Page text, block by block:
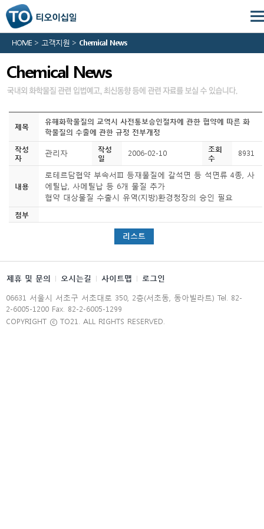
HOME > 고객지원 > Chemical News
Chemical News
제목
유해화학물질의 교역시 사전통보승인절차에 관한 협약에 따른 화
학물질의 수출에 관한 규정 전부개정
작성
자
관리자
작성
일
2006-02-10
조회
수
8931
내용
로테르담협약 부속서Ⅲ 등재물질에 갈석면 등 석면류 4종, 사
에틸납, 사메틸납 등 6개 물질 추가
협약 대상물질 수출시 유역(지방)환경청장의 승인 필요
첨부
리스트
제휴 및 문의 오시는길 사이트맵
로그인
06631 서울시 서초구 서초대로 350, 2층(서초동, 동아빌라트) Tel. 82-
2-6005-1200 Fax. 82-2-6005-1299
COPYRIGHT ⓒ TO21. ALL RIGHTS RESERVED.